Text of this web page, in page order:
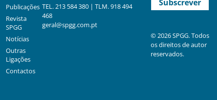
Publicações
Revista
SPGG
Notícias
Outras
Ligações
Contactos
TEL. 213 584 380 | TLM. 918 494
468
geral@spgg.com.pt
© 2026 SPGG. Todos
os direitos de autor
reservados.